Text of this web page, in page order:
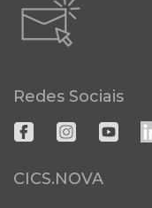
Redes Sociais
CICS.NOVA